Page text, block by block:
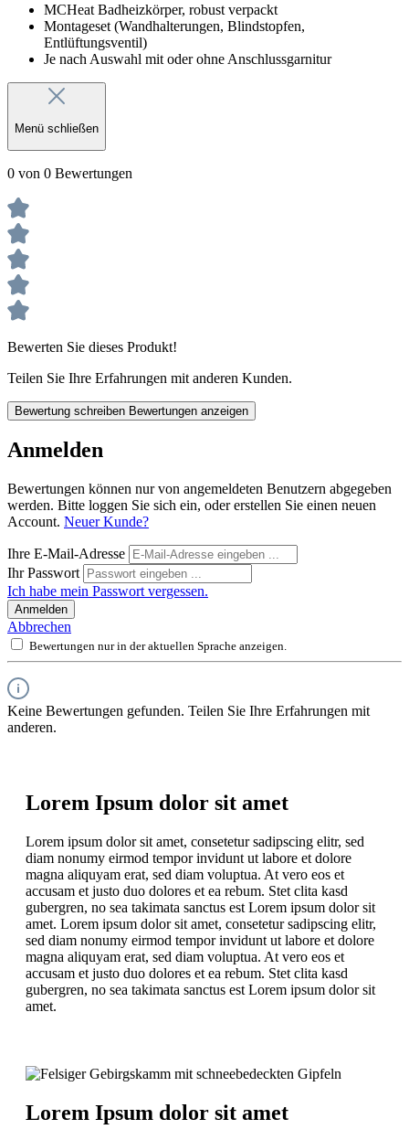
MCHeat Badheizkörper, robust verpackt
Montageset (Wandhalterungen, Blindstopfen,
Entlüftungsventil)
Je nach Auswahl mit oder ohne Anschlussgarnitur
Menü schließen
0 von 0 Bewertungen
Bewerten Sie dieses Produkt!
Teilen Sie Ihre Erfahrungen mit anderen Kunden.
Bewertung schreiben Bewertungen anzeigen
Anmelden
Bewertungen können nur von angemeldeten Benutzern abgegeben
werden. Bitte loggen Sie sich ein, oder erstellen Sie einen neuen
Account. Neuer Kunde?
Ihre E-Mail-Adresse
Ihr Passwort
Ich habe mein Passwort vergessen.
Anmelden
Abbrechen
Bewertungen nur in der aktuellen Sprache anzeigen.
Keine Bewertungen gefunden. Teilen Sie Ihre Erfahrungen mit
anderen.
Lorem Ipsum dolor sit amet
Lorem ipsum dolor sit amet, consetetur sadipscing elitr, sed
diam nonumy eirmod tempor invidunt ut labore et dolore
magna aliquyam erat, sed diam voluptua. At vero eos et
accusam et justo duo dolores et ea rebum. Stet clita kasd
gubergren, no sea takimata sanctus est Lorem ipsum dolor sit
amet. Lorem ipsum dolor sit amet, consetetur sadipscing elitr,
sed diam nonumy eirmod tempor invidunt ut labore et dolore
magna aliquyam erat, sed diam voluptua. At vero eos et
accusam et justo duo dolores et ea rebum. Stet clita kasd
gubergren, no sea takimata sanctus est Lorem ipsum dolor sit
amet.
Lorem Ipsum dolor sit amet